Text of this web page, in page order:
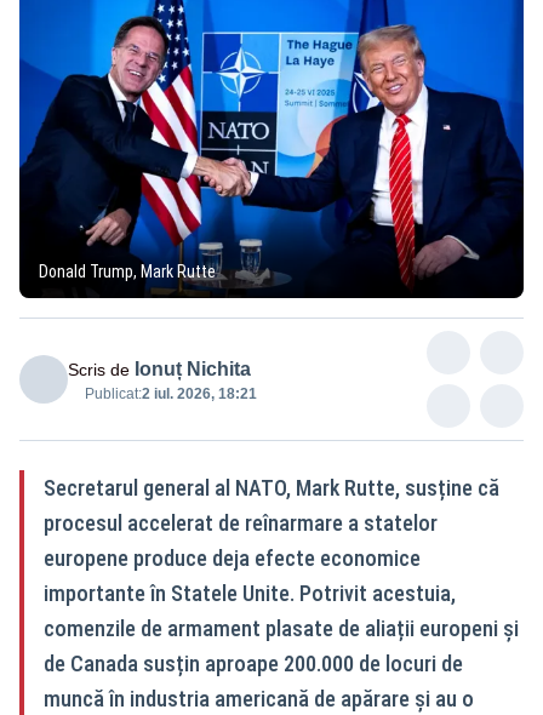
Donald Trump, Mark Rutte
Scris de Ionuț Nichita
Publicat:2 iul. 2026, 18:21
Secretarul general al NATO, Mark Rutte, susține că
procesul accelerat de reînarmare a statelor
europene produce deja efecte economice
importante în Statele Unite. Potrivit acestuia,
comenzile de armament plasate de aliații europeni și
de Canada susțin aproape 200.000 de locuri de
muncă în industria americană de apărare și au o